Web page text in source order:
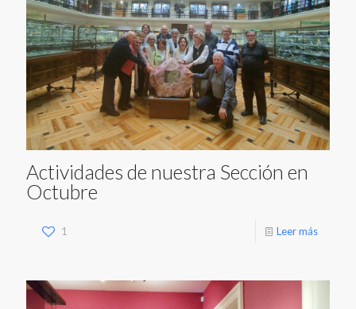
Actividades de nuestra Sección en
Octubre
1 Leer más